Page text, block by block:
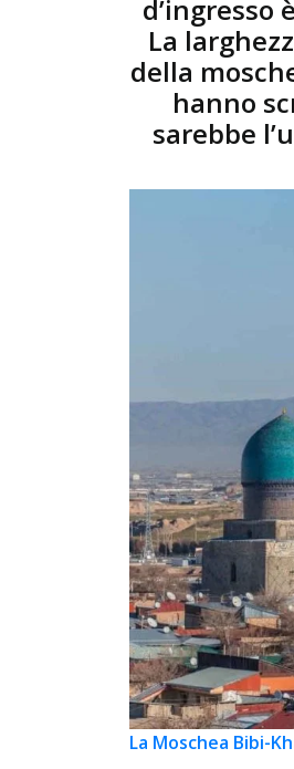
La
della
hanno
sarebbe
La Moschea Bibi-